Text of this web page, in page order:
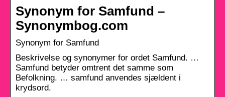
Synonym for Samfund –
Synonymbog.com
Synonym for Samfund
Beskrivelse og synonymer for ordet Samfund. …
Samfund betyder omtrent det samme som
Befolkning. … samfund anvendes sjældent i
krydsord.